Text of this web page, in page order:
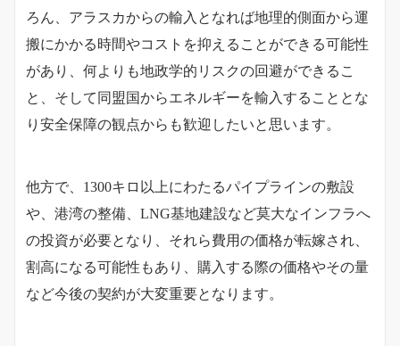
ろん、アラスカからの輸入となれば地理的側面から運
搬にかかる時間やコストを抑えることができる可能性
があり、何よりも地政学的リスクの回避ができるこ
と、そして同盟国からエネルギーを輸入することとな
り安全保障の観点からも歓迎したいと思います。
他方で、1300キロ以上にわたるパイプラインの敷設
や、港湾の整備、LNG基地建設など莫大なインフラへ
の投資が必要となり、それら費用の価格が転嫁され、
割高になる可能性もあり、購入する際の価格やその量
など今後の契約が大変重要となります。